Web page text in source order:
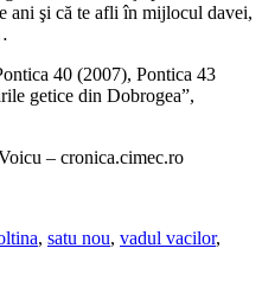
ani şi că te afli în mijlocul davei,
40 (2007), Pontica 43
getice din Dobrogea”,
– cronica.cimec.ro
, satu nou, vadul vacilor,